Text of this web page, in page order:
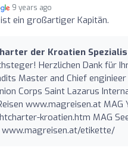
9 years ago
ein großartiger Kapitän.
der Kroatien
Herzlichen Dank für
Master and Chief
Corps Saint Lazarus
www.magreisen.at MAG
kroatien.htm MAG
www.magreisen.at/etikette/